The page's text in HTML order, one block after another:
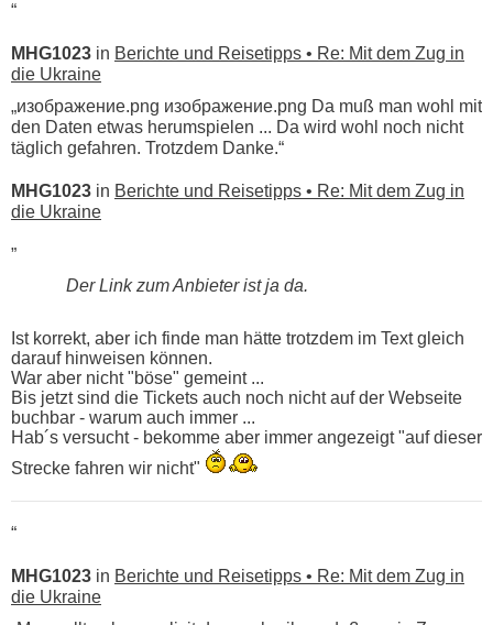
“
MHG1023 in Berichte und Reisetipps • Re: Mit dem Zug in
die Ukraine
„изображение.png изображение.png Da muß man wohl mit
den Daten etwas herumspielen ... Da wird wohl noch nicht
täglich gefahren. Trotzdem Danke.“
MHG1023 in Berichte und Reisetipps • Re: Mit dem Zug in
die Ukraine
„
Der Link zum Anbieter ist ja da.
Ist korrekt, aber ich finde man hätte trotzdem im Text gleich
darauf hinweisen können.
War aber nicht "böse" gemeint ...
Bis jetzt sind die Tickets auch noch nicht auf der Webseite
buchbar - warum auch immer ...
Hab´s versucht - bekomme aber immer angezeigt "auf dieser
Strecke fahren wir nicht"
“
MHG1023 in Berichte und Reisetipps • Re: Mit dem Zug in
die Ukraine